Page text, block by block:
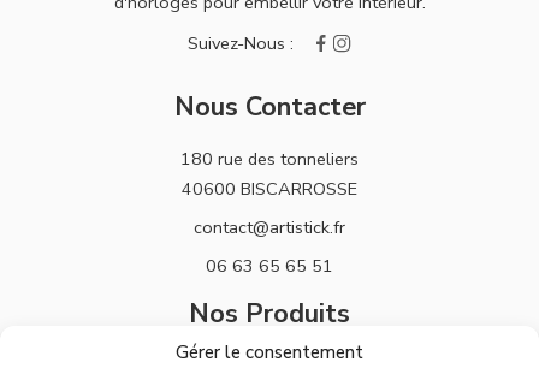
Gérer le consentement
Nous Contacter
180 rue des tonneliers
40600 BISCARROSSE
contact@artistick.fr
06 63 65 65 51
Nos Produits
Stickers